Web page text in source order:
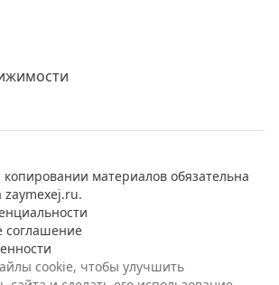
материалов обязательна
zaymexej.ru.
соглашение
cookie, чтобы улучшить